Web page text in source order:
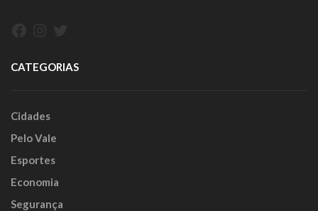
CATEGORIAS
Cidades
Pelo Vale
Esportes
Economia
Segurança